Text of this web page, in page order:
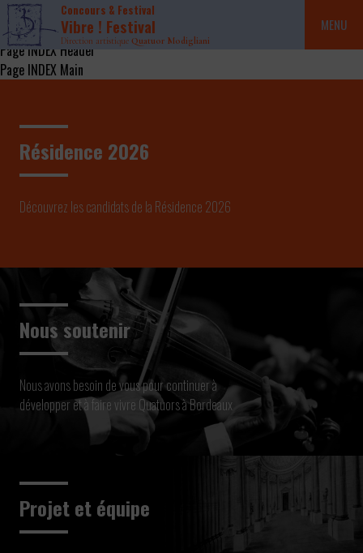
Concours & Festival
Vibre ! Festival
Direction artistique Quatuor Modigliani
MENU
Page INDEX Header
Page INDEX Main
Résidence 2026
Découvrez les candidats de la Résidence 2026
Nous soutenir
Nous avons besoin de vous pour continuer à
développer et à faire vivre Quatuors à Bordeaux
Projet et équipe